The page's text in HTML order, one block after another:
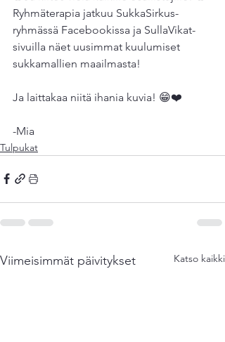
Ryhmäterapia jatkuu SukkaSirkus-
ryhmässä Facebookissa ja SullaVikat-
sivuilla näet uusimmat kuulumiset
sukkamallien maailmasta!
Ja laittakaa niitä ihania kuvia! 😁❤️
-Mia
Tulpukat
Viimeisimmät päivitykset Katso kaikki